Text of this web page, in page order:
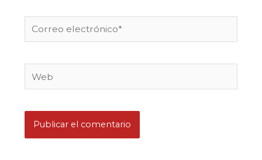
Correo
electrónico*
Web